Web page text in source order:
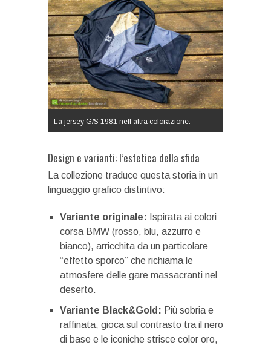
La jersey G/S 1981 nell’altra colorazione.
Design e varianti: l’estetica della sfida
La collezione traduce questa storia in un
linguaggio grafico distintivo:
Variante originale: Ispirata ai colori
corsa BMW (rosso, blu, azzurro e
bianco), arricchita da un particolare
“effetto sporco” che richiama le
atmosfere delle gare massacranti nel
deserto.
Variante Black&Gold: Più sobria e
raffinata, gioca sul contrasto tra il nero
di base e le iconiche strisce color oro,